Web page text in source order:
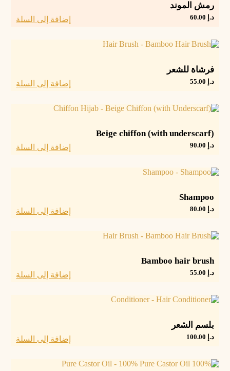
رمش الموند
د.إ إضافة إلى السلة
فرشاة للشعر
د.إ إضافة إلى السلة
Beige chiffon (with underscarf)
د.إ إضافة إلى السلة
Shampoo
د.إ إضافة إلى السلة
Bamboo hair brush
د.إ إضافة إلى السلة
بلسم الشعر
د.إ إضافة إلى السلة